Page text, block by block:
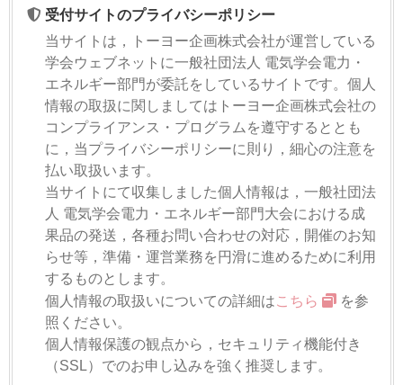
受付サイトのプライバシーポリシー
当サイトは，トーヨー企画株式会社が運営している
学会ウェブネットに一般社団法人 電気学会電力・
エネルギー部門が委託をしているサイトです。個人
情報の取扱に関しましてはトーヨー企画株式会社の
コンプライアンス・プログラムを遵守するととも
に，当プライバシーポリシーに則り，細心の注意を
払い取扱います。
当サイトにて収集しました個人情報は，一般社団法
人 電気学会電力・エネルギー部門大会における成
果品の発送，各種お問い合わせの対応，開催のお知
らせ等，準備・運営業務を円滑に進めるために利用
するものとします。
個人情報の取扱いについての詳細はこちら
を参
照ください。
個人情報保護の観点から，セキュリティ機能付き
（SSL）でのお申し込みを強く推奨します。